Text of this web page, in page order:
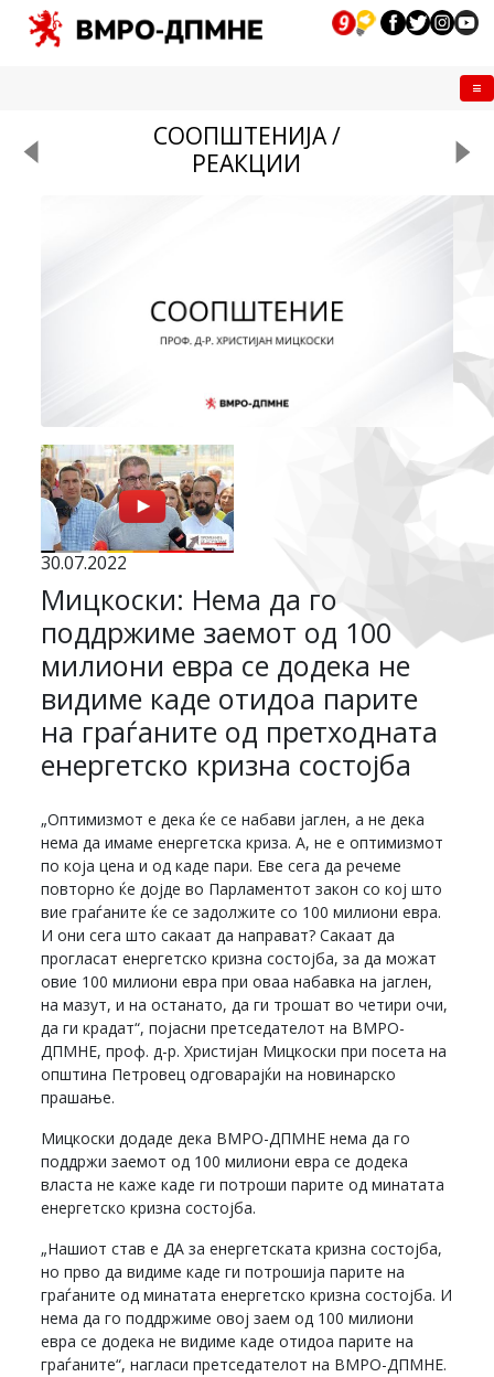
СООПШТЕНИЈА /
РЕАКЦИИ
30.07.2022
Мицкоски: Нема да го
поддржиме заемот од 100
милиони евра се додека не
видиме каде отидоа парите
на граѓаните од претходната
енергетско кризна состојба
„Оптимизмот е дека ќе се набави јаглен, а не дека
нема да имаме енергетска криза. А, не е оптимизмот
по која цена и од каде пари. Еве сега да речеме
повторно ќе дојде во Парламентот закон со кој што
вие граѓаните ќе се задолжите со 100 милиони евра.
И они сега што сакаат да направат? Сакаат да
прогласат енергетско кризна состојба, за да можат
овие 100 милиони евра при оваа набавка на јаглен,
на мазут, и на останато, да ги трошат во четири очи,
да ги крадат“, појасни претседателот на ВМРО-
ДПМНЕ, проф. д-р. Христијан Мицкоски при посета на
општина Петровец одговарајќи на новинарско
прашање.
Мицкоски додаде дека ВМРО-ДПМНЕ нема да го
поддржи заемот од 100 милиони евра се додека
власта не каже каде ги потроши парите од минатата
енергетско кризна состојба.
„Нашиот став е ДА за енергетската кризна состојба,
но прво да видиме каде ги потрошија парите на
граѓаните од минатата енергетско кризна состојба. И
нема да го поддржиме овој заем од 100 милиони
евра се додека не видиме каде отидоа парите на
граѓаните“, нагласи претседателот на ВМРО-ДПМНЕ.